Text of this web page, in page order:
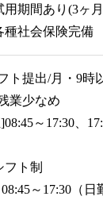
用期間あり(3ヶ
種社会保険完備
ト提出/月・9時
業少なめ
～17:30、
フト制
～17:30（日